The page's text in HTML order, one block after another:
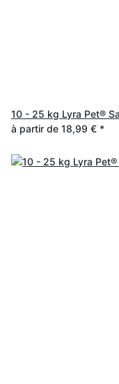
10 - 25 kg Lyra Pet®
à partir de 18,99 € *